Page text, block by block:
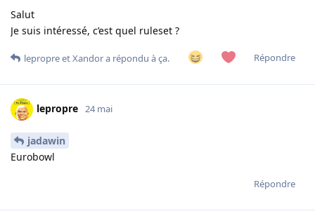
Salut
Je suis intéressé, c’est quel ruleset ?
Répondre
lepropreetXandora répondu à ça.
lepropre 24 mai
jadawin
Eurobowl
Répondre